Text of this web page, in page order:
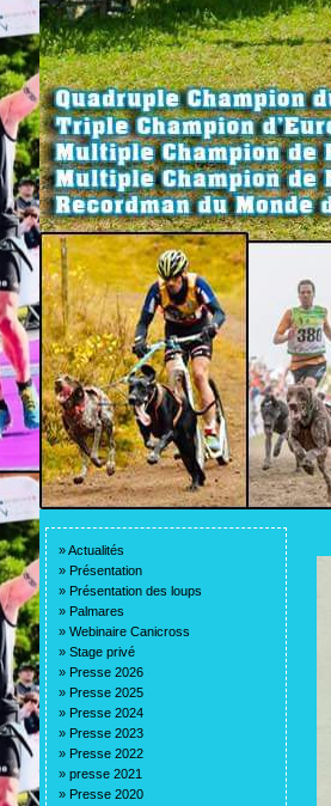
»Actualités
» Présentation
» Présentation des loups
» Palmares
» Webinaire Canicross
» Stage privé
» Presse 2026
» Presse 2025
» Presse 2024
» Presse 2023
» Presse 2022
» presse 2021
» Presse 2020